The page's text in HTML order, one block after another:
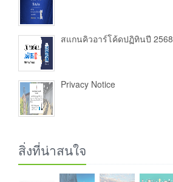
สแกนคิวอาร์โค้ดปฏิทินปี 2568
Privacy Notice
สิ่งที่น่าสนใจ